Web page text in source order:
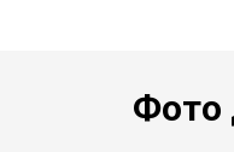
Фото